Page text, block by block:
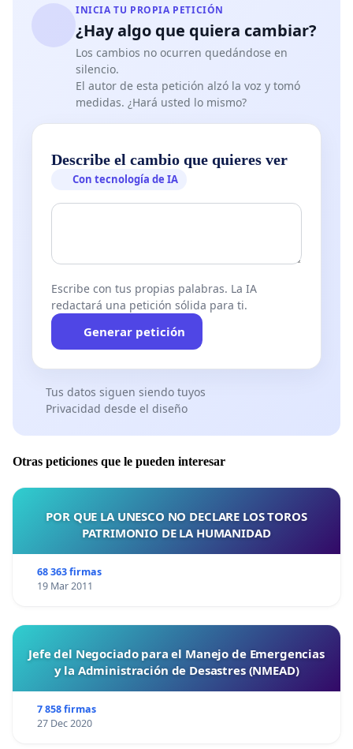
INICIA TU PROPIA PETICIÓN
¿Hay algo que quiera cambiar?
Los cambios no ocurren quedándose en
silencio.
El autor de esta petición alzó la voz y tomó
medidas. ¿Hará usted lo mismo?
Describe el cambio que quieres ver
Con tecnología de IA
Escribe con tus propias palabras. La IA
redactará una petición sólida para ti.
Generar petición
Tus datos siguen siendo tuyos
Privacidad desde el diseño
Otras peticiones que le pueden interesar
POR QUE LA UNESCO NO DECLARE LOS TOROS
PATRIMONIO DE LA HUMANIDAD
68 363 firmas
19 Mar 2011
Jefe del Negociado para el Manejo de Emergencias
y la Administración de Desastres (NMEAD)
7 858 firmas
27 Dec 2020